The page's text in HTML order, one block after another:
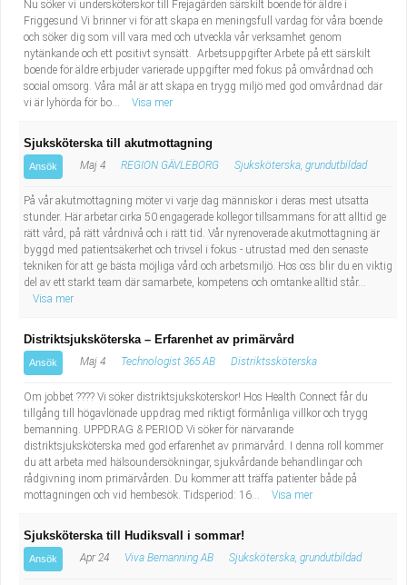
Nu söker vi undersköterskor till Frejagården särskilt boende för äldre i
Friggesund Vi brinner vi för att skapa en meningsfull vardag för våra boende
och söker dig som vill vara med och utveckla vår verksamhet genom
nytänkande och ett positivt synsätt. Arbetsuppgifter Arbete på ett särskilt
boende för äldre erbjuder varierade uppgifter med fokus på omvårdnad och
social omsorg. Våra mål är att skapa en trygg miljö med god omvårdnad där
vi är lyhörda för bo...
Visa mer
Sjuksköterska till akutmottagning
Ansök Maj 4 REGION GÄVLEBORG Sjuksköterska, grundutbildad
På vår akutmottagning möter vi varje dag människor i deras mest utsatta
stunder. Här arbetar cirka 50 engagerade kollegor tillsammans för att alltid ge
rätt vård, på rätt vårdnivå och i rätt tid. Vår nyrenoverade akutmottagning är
byggd med patientsäkerhet och trivsel i fokus - utrustad med den senaste
tekniken för att ge bästa möjliga vård och arbetsmiljö. Hos oss blir du en viktig
del av ett starkt team där samarbete, kompetens och omtanke alltid står...
Visa mer
Distriktsjuksköterska – Erfarenhet av primärvård
Ansök Maj 4 Technologist 365 AB Distriktssköterska
Om jobbet ???? Vi söker distriktsjuksköterskor! Hos Health Connect får du
tillgång till högavlönade uppdrag med riktigt förmånliga villkor och trygg
bemanning. UPPDRAG & PERIOD Vi söker för närvarande
distriktsjuksköterska med god erfarenhet av primärvård. I denna roll kommer
du att arbeta med hälsoundersökningar, sjukvårdande behandlingar och
rådgivning inom primärvården. Du kommer att träffa patienter både på
mottagningen och vid hembesök. Tidsperiod: 16...
Visa mer
Sjuksköterska till Hudiksvall i sommar!
Ansök Apr 24 Viva Bemanning AB Sjuksköterska, grundutbildad